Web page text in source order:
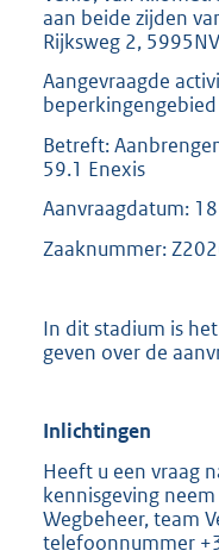
aan beide zijden
Rijksweg 2,
Aangevraagde
Betreft:
59.1 Enexis
Aanvraagdatum:
Zaaknummer:
In dit stadium is
geven over de
Inlichtingen
Heeft u een vraag
kennisgeving
Wegbeheer, team
telefoonnummer